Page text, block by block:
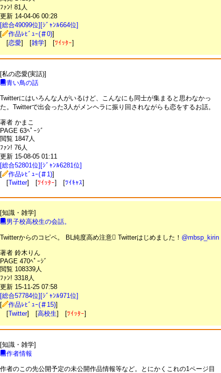
ﾌｧﾝ! 81人
更新 14-04-06 00:28
[総合49099位][ｼﾞｬﾝﾙ664位]
[
作品ﾚﾋﾞｭｰ(＃0)]
[恋愛] [雑学] [ﾂｲｯﾀｰ]
[私の恋愛(実話)]
青い鳥の話
Twitterにはいろんな人がいるけど、こんなにも同士が集まると思わなかっ
た。Twitterで出会った3人がメンヘラに振り回されながらも恋をするお話。
著者 かまこ
PAGE 63ﾍﾟｰｼﾞ
閲覧 1847人
ﾌｧﾝ! 76人
更新 15-08-05 01:11
[総合52801位][ｼﾞｬﾝﾙ6281位]
[
作品ﾚﾋﾞｭｰ(＃1)]
[Twitter] [ﾂｲｯﾀｰ] [ﾂｲｷｬｽ]
[知識・雑学]
男子校高校生の会話。
Twitterからのコピペ。 BL純度高め注意 Twitterはじめました！ @mbsp_kirin
著者 鈴木りん
PAGE 470ﾍﾟｰｼﾞ
閲覧 108339人
ﾌｧﾝ! 3318人
更新 15-11-25 07:58
[総合57784位][ｼﾞｬﾝﾙ971位]
[
作品ﾚﾋﾞｭｰ(＃15)]
[Twitter] [高校生] [ﾂｲｯﾀｰ]
[知識・雑学]
作者情報
作者のこの先公開予定の未公開作品情報等など。とにかくこれの1ページ目